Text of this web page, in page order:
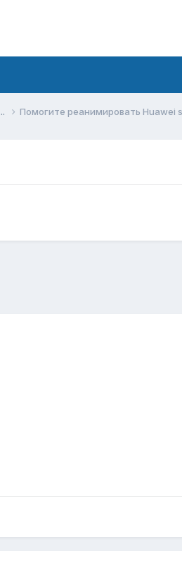
Помогите реанимировать Huawei